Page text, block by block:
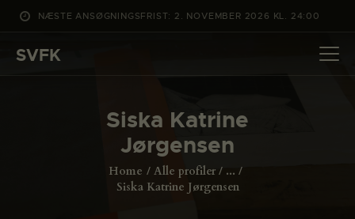
NÆSTE ANSØGNINGSFRIST: 2. NOVEMBER 2026 KL. 24:00
SVFK
Siska Katrine
Jørgensen
Home Alle profiler
...
Siska Katrine Jørgensen
DET SKER
PROJEKTER
ANSØG